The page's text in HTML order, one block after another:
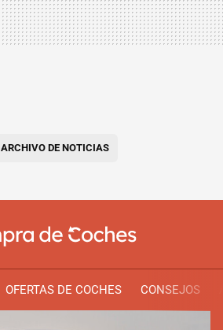
ARCHIVO DE NOTICIAS
OFERTAS DE COCHES CONSEJOS